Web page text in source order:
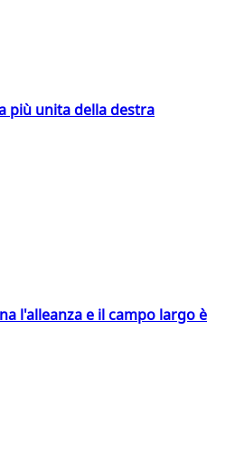
più unita della destra
l'alleanza e il campo largo è